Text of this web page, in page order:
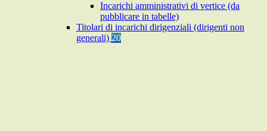
Incarichi amministrativi di vertice (da
pubblicare in tabelle)
Titolari di incarichi dirigenziali (dirigenti non
generali) 20